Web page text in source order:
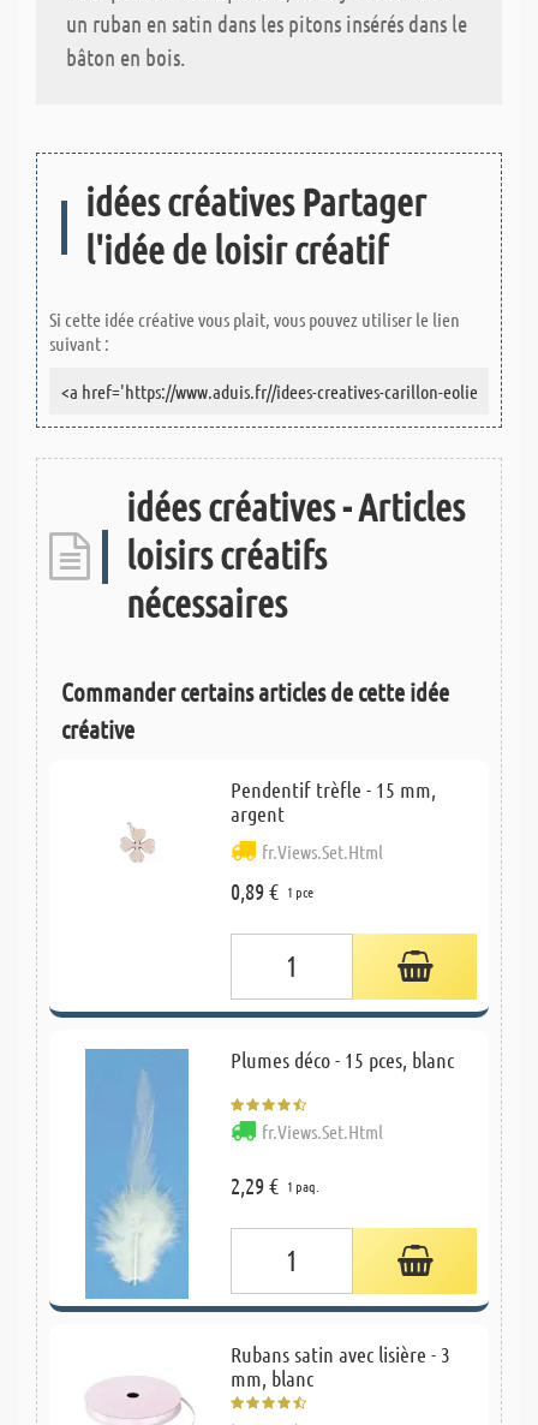
un ruban en satin dans les pitons insérés dans le
bâton en bois.
idées créatives Partager
l'idée de loisir créatif
Si cette idée créative vous plait, vous pouvez utiliser le lien
suivant :
idées créatives - Articles
loisirs créatifs
nécessaires
Commander certains articles de cette idée
créative
Pendentif trèfle - 15 mm,
argent
fr.Views.Set.Html
0,89 € 1 pce
Plumes déco - 15 pces, blanc
fr.Views.Set.Html
2,29 € 1 paq.
Rubans satin avec lisière - 3
mm, blanc